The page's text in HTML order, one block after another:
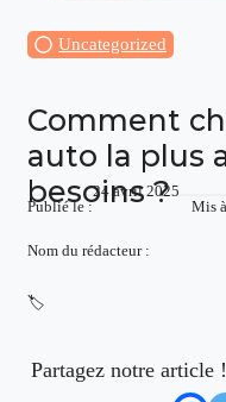
Uncategorized
Comment
auto la plus
besoins ?
Publié le :
24 avril 2025
Mis
Nom du rédacteur :
🏷️
Partagez notre article !